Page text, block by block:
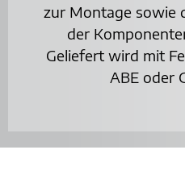
zur Montage sowie
der
Geliefert wird mit
ABE oder